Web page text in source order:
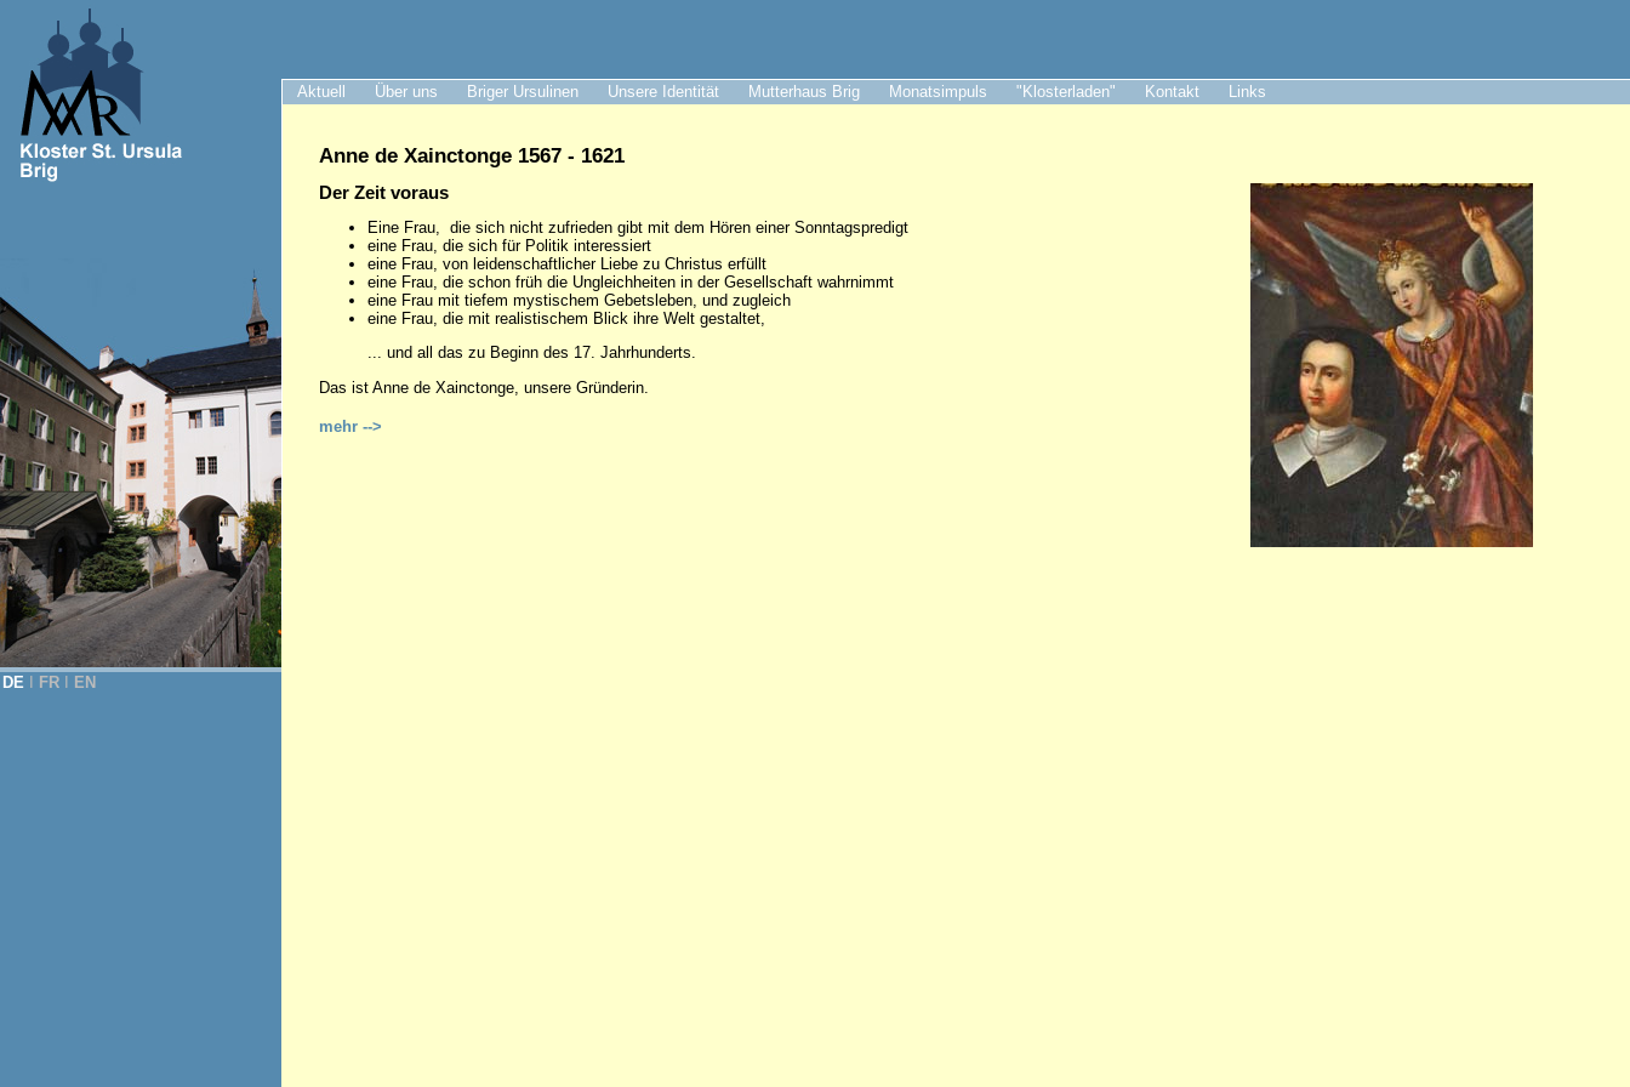
Aktuell Über uns Briger Ursulinen Unsere Identität Mutterhaus Brig Monatsimpuls "Klosterladen" Kontakt Links
DE FR EN
Anne de Xainctonge 1567 - 1621
Der Zeit voraus
Eine Frau, die sich nicht zufrieden gibt mit dem Hören einer Sonntagspredigt
eine Frau, die sich für Politik interessiert
eine Frau, von leidenschaftlicher Liebe zu Christus erfüllt
eine Frau, die schon früh die Ungleichheiten in der Gesellschaft wahrnimmt
eine Frau mit tiefem mystischem Gebetsleben, und zugleich
eine Frau, die mit realistischem Blick ihre Welt gestaltet,
... und all das zu Beginn des 17. Jahrhunderts.
Das ist Anne de Xainctonge, unsere Gründerin.
mehr -->